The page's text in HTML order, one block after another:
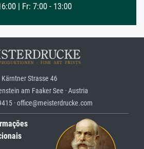
| Fr: 7:00 - 13:00
Kärntner Strasse 46
am Faaker See · Austria
· office@meisterdrucke.com